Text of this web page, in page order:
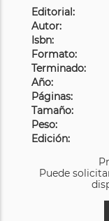
Editorial:
Autor:
Isbn:
Formato:
Terminado:
Año:
Páginas:
Tamaño:
Peso:
Edición:
Puede